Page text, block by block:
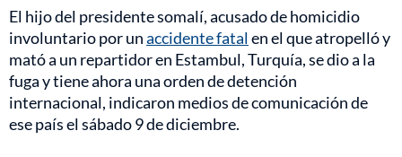
El hijo del presidente somalí, acusado de homicidio
involuntario por unaccidente fatalen el que atropelló y
mató a un repartidor en Estambul, Turquía, se dio a la
fuga y tiene ahora una orden de detención
internacional, indicaron medios de comunicación de
ese país el sábado 9 de diciembre.